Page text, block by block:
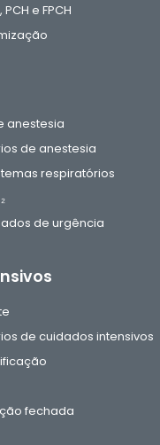
e FPCH
anestesia
de anestesia
respiratórios
de urgência
de cuidados intensivos
fechada